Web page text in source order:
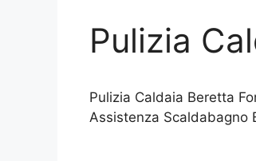
Pulizia
Pulizia Caldaia Beretta
Assistenza Scaldabagno